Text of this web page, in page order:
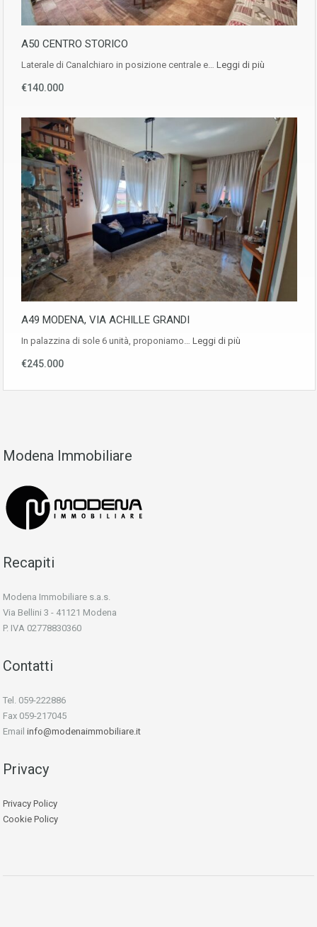
A50 CENTRO STORICO
Laterale di Canalchiaro in posizione centrale e… Leggi di più
€140.000
A49 MODENA, VIA ACHILLE GRANDI
In palazzina di sole 6 unità, proponiamo… Leggi di più
€245.000
Modena Immobiliare
Recapiti
Modena Immobiliare s.a.s.
Via Bellini 3 - 41121 Modena
P. IVA 02778830360
Contatti
Tel. 059-222886
Fax 059-217045
Email info@modenaimmobiliare.it
Privacy
Privacy Policy
Cookie Policy